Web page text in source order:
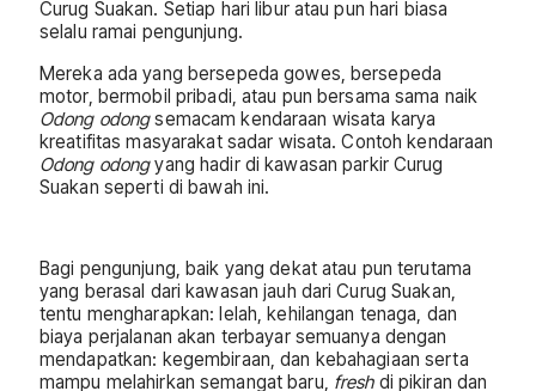
Curug Suakan. Setiap hari libur atau pun hari biasa
selalu ramai pengunjung.
Mereka ada yang bersepeda gowes, bersepeda
motor, bermobil pribadi, atau pun bersama sama naik
Odong odongsemacam kendaraan wisata karya
kreatifitas masyarakat sadar wisata. Contoh kendaraan
Odong odongyang hadir di kawasan parkir Curug
Suakan seperti di bawah ini.
Bagi pengunjung, baik yang dekat atau pun terutama
yang berasal dari kawasan jauh dari Curug Suakan,
tentu mengharapkan: lelah, kehilangan tenaga, dan
biaya perjalanan akan terbayar semuanya dengan
mendapatkan: kegembiraan, dan kebahagiaan serta
mampu melahirkan semangat baru, freshdi pikiran dan